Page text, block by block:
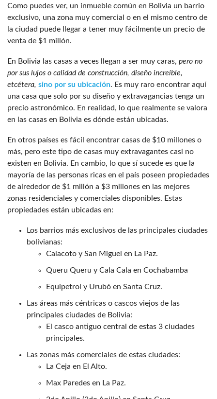
Como puedes ver, un inmueble común en Bolivia un barrio
exclusivo, una zona muy comercial o en el mismo centro de
la ciudad puede llegar a tener muy fácilmente un precio de
venta de $1 millón.
En Bolivia las casas a veces llegan a ser muy caras, pero no
por sus lujos o calidad de construcción, diseño increíble,
etcétera, sino por su ubicación. Es muy raro encontrar aquí
una casa que solo por su diseño y extravagancias tenga un
precio astronómico. En realidad, lo que realmente se valora
en las casas en Bolivia es dónde están ubicadas.
En otros países es fácil encontrar casas de $10 millones o
más, pero este tipo de casas muy extravagantes casi no
existen en Bolivia. En cambio, lo que sí sucede es que la
mayoría de las personas ricas en el país poseen propiedades
de alrededor de $1 millón a $3 millones en las mejores
zonas residenciales y comerciales disponibles. Estas
propiedades están ubicadas en:
Los barrios más exclusivos de las principales ciudades
bolivianas:
Calacoto y San Miguel en La Paz.
Queru Queru y Cala Cala en Cochabamba
Equipetrol y Urubó en Santa Cruz.
Las áreas más céntricas o cascos viejos de las
principales ciudades de Bolivia:
El casco antiguo central de estas 3 ciudades
principales.
Las zonas más comerciales de estas ciudades:
La Ceja en El Alto.
Max Paredes en La Paz.